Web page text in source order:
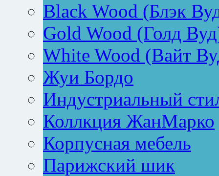
Black Wood (Блэк
Gold Wood (Голд
White Wood (Вайт
Жуи Бордо
Индустриальный
Коллкция ЖанМарко
Корпусная мебель
Парижский шик